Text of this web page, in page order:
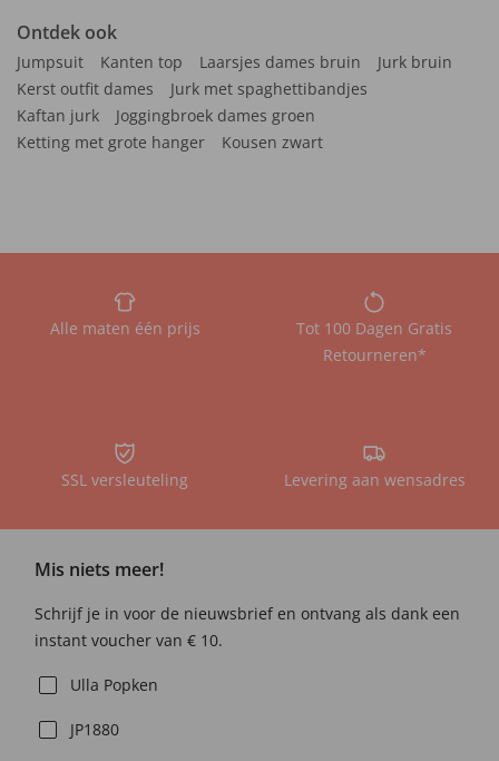
Ontdek ook
Jumpsuit Kanten top Laarsjes dames bruin
Jurk bruin
Kerst outfit dames
Jurk met spaghettibandjes
Kaftan jurk
Joggingbroek dames groen
Ketting met grote hanger
Kousen zwart
Alle maten één prijs
Tot 100 Dagen Gratis
Retourneren*
SSL versleuteling Levering aan wensadres
Mis niets meer!
Schrijf je in voor de nieuwsbrief en ontvang als dank een
instant voucher van € 10.
Ulla Popken
JP1880